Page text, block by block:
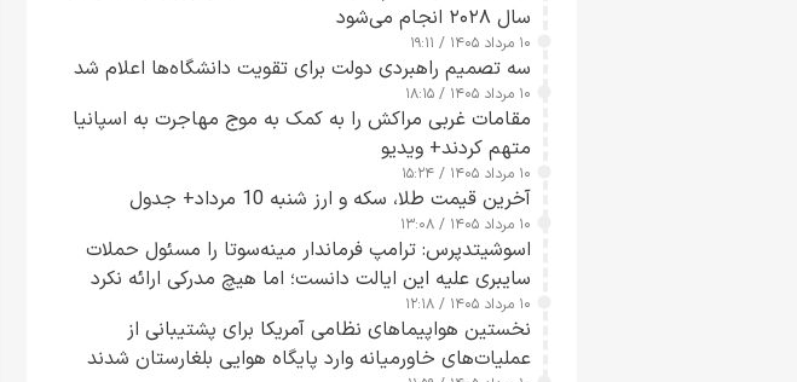
سال ۲۰۲۸ انجام می‌شود
۱۰ مرداد ۱۴۰۵ / ۱۹:۱۱
سه تصمیم راهبردی دولت برای تقویت دانشگاه‌ها اعلام شد
۱۰ مرداد ۱۴۰۵ / ۱۸:۱۵
مقامات غربی مراکش را به کمک به موج مهاجرت به اسپانیا
متهم کردند+ ویدیو
۱۰ مرداد ۱۴۰۵ / ۱۵:۲۴
آخرین قیمت طلا، سکه و ارز شنبه 10 مرداد+ جدول
۱۰ مرداد ۱۴۰۵ / ۱۳:۰۸
اسوشیتدپرس: ترامپ فرماندار مینه‌سوتا را مسئول حملات
سایبری علیه این ایالت دانست؛ اما هیچ مدرکی ارائه نکرد
۱۰ مرداد ۱۴۰۵ / ۱۲:۱۸
نخستین هواپیماهای نظامی آمریکا برای پشتیبانی از
عملیات‌های خاورمیانه وارد پایگاه هوایی بلغارستان شدند